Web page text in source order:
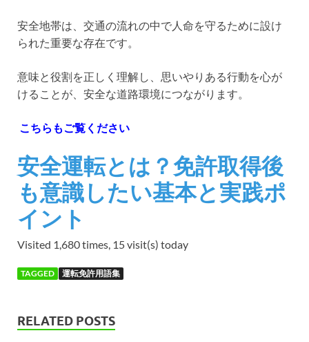
安全地帯は、交通の流れの中で人命を守るために設け
られた重要な存在です。
意味と役割を正しく理解し、思いやりある行動を心が
けることが、安全な道路環境につながります。
こちらもご覧ください
安全運転とは？免許取得後
も意識したい基本と実践ポ
イント
Visited 1,680 times, 15 visit(s) today
TAGGED 運転免許用語集
RELATED POSTS